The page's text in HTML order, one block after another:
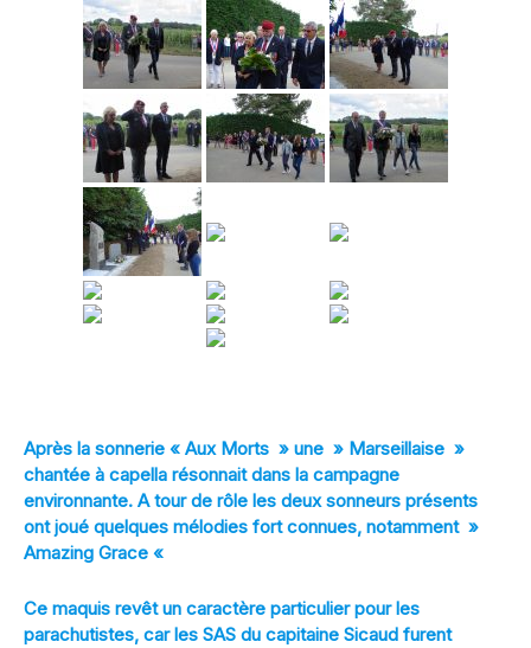
Après la sonnerie « Aux Morts » une » Marseillaise »
chantée à capella résonnait dans la campagne
environnante. A tour de rôle les deux sonneurs présents
ont joué quelques mélodies fort connues, notamment »
Amazing Grace «
Ce maquis revêt un caractère particulier pour les
parachutistes, car les SAS du capitaine Sicaud furent